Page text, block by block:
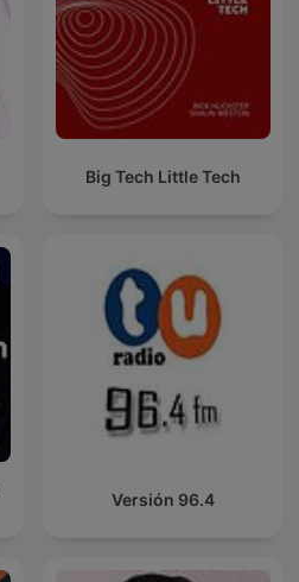
Big Tech Little Tech
Versión 96.4